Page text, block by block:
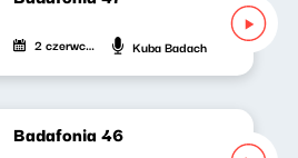
2 czerwca 2021 Kuba Badach
Badafonia 46